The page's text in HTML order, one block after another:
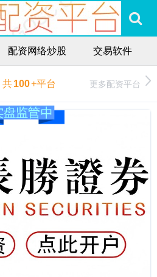
配资网络炒股 交易软件
共100+平台 更多配资平台